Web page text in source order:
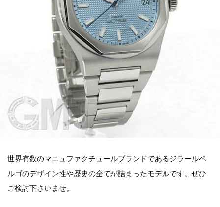
世界有数のマニュファクチュールブランドであるジラールペ
ルゴのデザイン性や歴史の全てが詰まったモデルです。ぜひ
ご検討下さいませ。